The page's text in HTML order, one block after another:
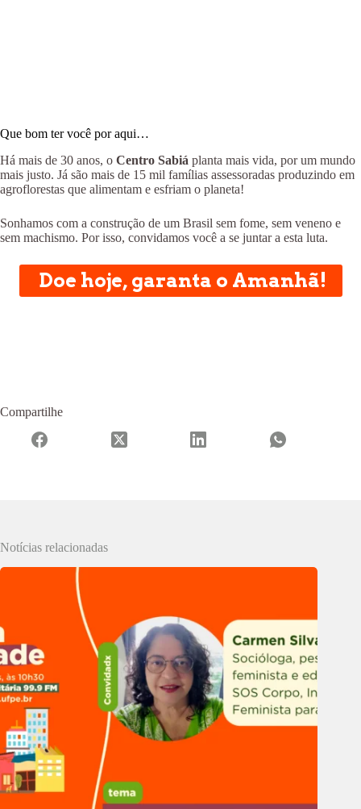
Que bom ter você por aqui…
Há mais de 30 anos, o Centro Sabiá planta mais vida, por um mundo
mais justo. Já são mais de 15 mil famílias assessoradas produzindo em
agroflorestas que alimentam e esfriam o planeta!
Sonhamos com a construção de um Brasil sem fome, sem veneno e
sem machismo. Por isso, convidamos você a se juntar a esta luta.
Doe hoje, garanta o Amanhã!
Compartilhe
Notícias relacionadas